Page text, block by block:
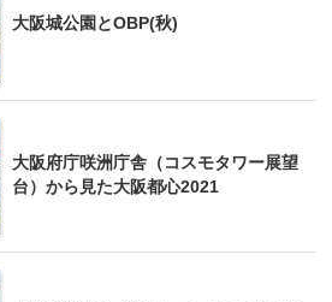
大阪城公園とOBP(秋)
大阪府庁咲洲庁舎（コスモタワー展望
台）から見た大阪都心2021